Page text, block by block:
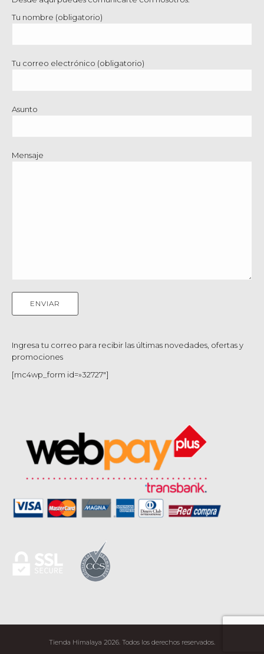
Tu nombre (obligatorio)
Tu correo electrónico (obligatorio)
Asunto
Mensaje
Ingresa tu correo para recibir las últimas novedades, ofertas y
promociones
[mc4wp_form id=»32727″]
Tienda Himalaya 2026. Todos los derechos reservados.